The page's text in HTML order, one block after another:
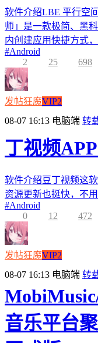
软件介绍LBE 平行空
师」是一款极简、黑
内创建应用快捷方式
#Android
2
25 698
发帖狂魔VIP2
08-07 16:13 电脑端 转
丁视频
软件介绍豆丁视频这
资源更新也挺快，不
#Android
0
12 472
发帖狂魔VIP2
08-07 16:13 电脑端 转
音乐平台